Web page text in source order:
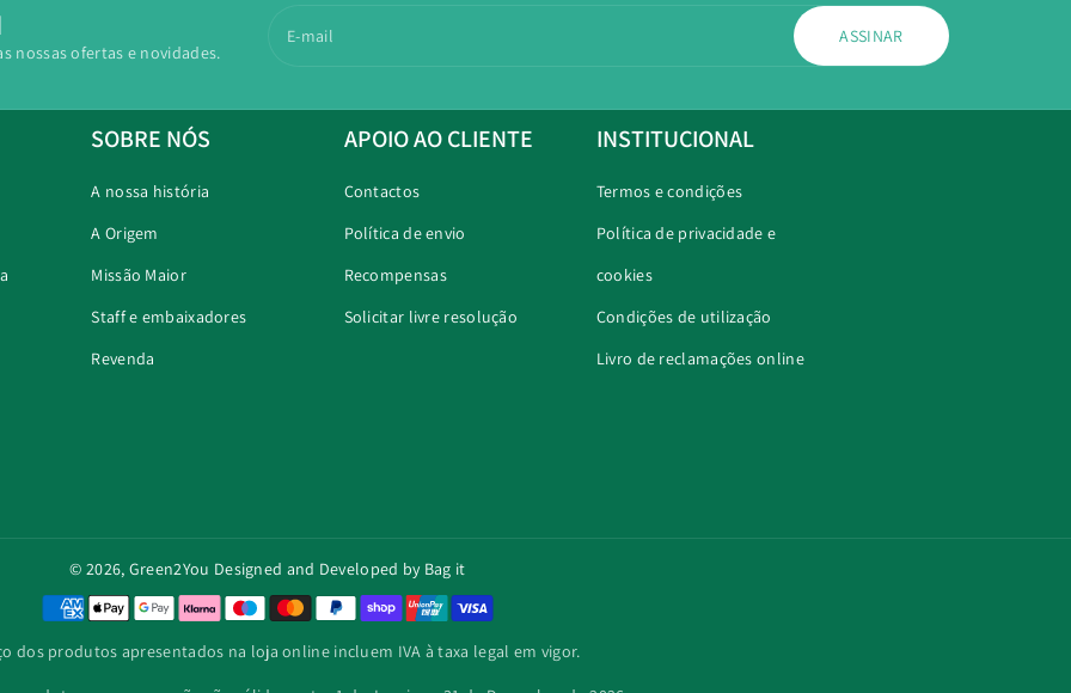
nossas ofertas e novidades.
E-mail ASSINAR
SOBRE NÓS
A nossa história
A Origem
Missão Maior
Staff e embaixadores
Revenda
APOIO AO CLIENTE
Contactos
Política de envio
Recompensas
Solicitar livre resolução
INSTITUCIONAL
Termos e condições
Política de privacidade e
cookies
Condições de utilização
Livro de reclamações online
© 2026, Green2You Designed and Developed by Bag it
M
t
dos produtos apresentados na loja online incluem IVA à taxa legal em vigor.